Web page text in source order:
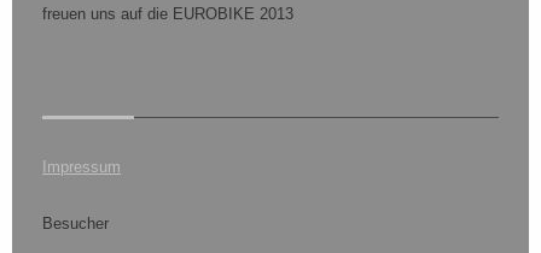
freuen uns auf die EUROBIKE 2013
Impressum
Besucher